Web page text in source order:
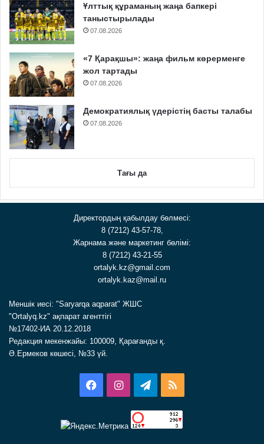
Ұлттық құраманың жаңа бапкері
таныстырылады
07.08.2026
«7 Қарақшы»: жаңа фильм көрерменге
жол тартады
07.08.2026
Демократиялық үдерістің басты талабы
07.08.2026
Тағы да
Директордың қабылдау бөлмесі:
8 (7212) 43-57-78,
Жарнама және маркетинг бөлімі:
8 (7212) 43-21-55
ortalyk.kz@gmail.com
ortalyk.kaz@mail.ru
Меншік иесі: "Saryarqa aqparat" ЖШС
"Ortalyq.kz" ақпарат агенттігі
№17402-ИА 20.12.2018
Редакция мекенжайы: 100009, Қарағанды қ.
Ә.Ермеков көшесі, №33 үй.
FacebookInstagramTelegram